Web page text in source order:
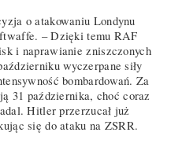
o atakowaniu Londynu
– Dzięki temu RAF
i naprawianie zniszczonych
wyczerpane siły
bombardowań. Za
31 października, choć coraz
Hitler przerzucał już
się do ataku na ZSRR.